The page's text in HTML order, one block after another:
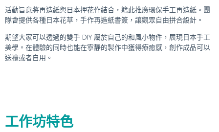
活動旨意將再造紙與日本押花作結合，籍此推廣環保手工再造紙。團
隊會提供各種日本花草，手作再造紙書簽，讓觀眾自由拼合設計。
期望大家可以透過的雙手 DIY 屬於自己的和風小物件，展現日本手工
美學。在體驗的同時也能在寧靜的製作中獲得療癒感，創作成品可以
送禮或者自用。
工作坊特色